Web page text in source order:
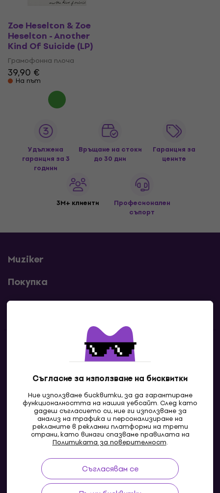
Съгласие за използване на бисквитки
Ние използваме бисквитки, за да гарантираме
функционалността на нашия уебсайт. След като
дадеш съгласието си, ние ги използваме за
анализ на трафика и персонализиране на
рекламите в рекламни платформи на трети
страни, като винаги спазваме правилата на
Политиката за поверителност.
Съгласявам се
Zoe Heselton & Zoe
Heselton - Another
Kind Of Suicide (LP)
Грамофонна плоча
39,90 €
На път
Удължена
гаранция за 3
години
Връщане на стоки
до 30 дни
Гаранция за
цените
3M+ клиенти
Професионален
съпорт
Muziker
Покупка
Полезни линкове
Контакти
MK